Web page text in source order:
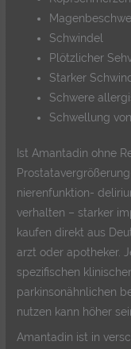
Schwindel
Plötzlicher
Starker
Schwere
Schwellung
Ist Amantadin ohne
nierenfunktion-
verhalten – starker
kaufen direkt aus
arzt oder apotheker.
spezifischen
parkinsonähnlichen
nutzen kann höher
Amantadin ist in